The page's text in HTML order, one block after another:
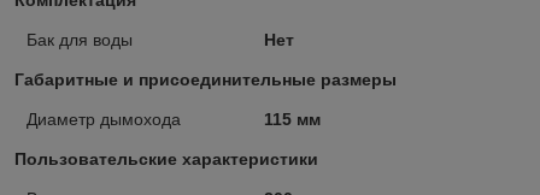
Бак для воды Нет
Габаритные и присоединительные размеры
Диаметр дымохода 115 мм
Пользовательские характеристики